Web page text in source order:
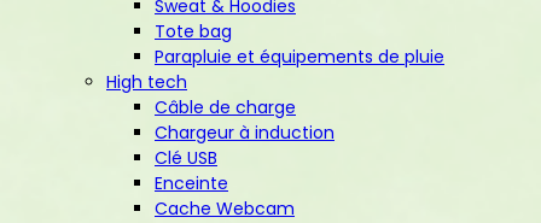
Sweat & Hoodies
Tote bag
Parapluie et équipements de pluie
High tech
Câble de charge
Chargeur à induction
Clé USB
Enceinte
Cache Webcam